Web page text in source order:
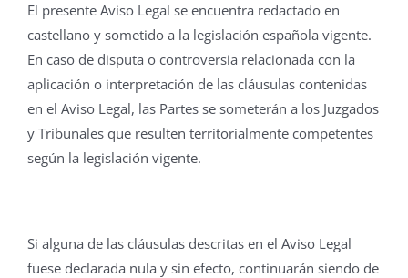
El presente Aviso Legal se encuentra redactado en
castellano y sometido a la legislación española vigente.
En caso de disputa o controversia relacionada con la
aplicación o interpretación de las cláusulas contenidas
en el Aviso Legal, las Partes se someterán a los Juzgados
y Tribunales que resulten territorialmente competentes
según la legislación vigente.
Si alguna de las cláusulas descritas en el Aviso Legal
fuese declarada nula y sin efecto, continuarán siendo de